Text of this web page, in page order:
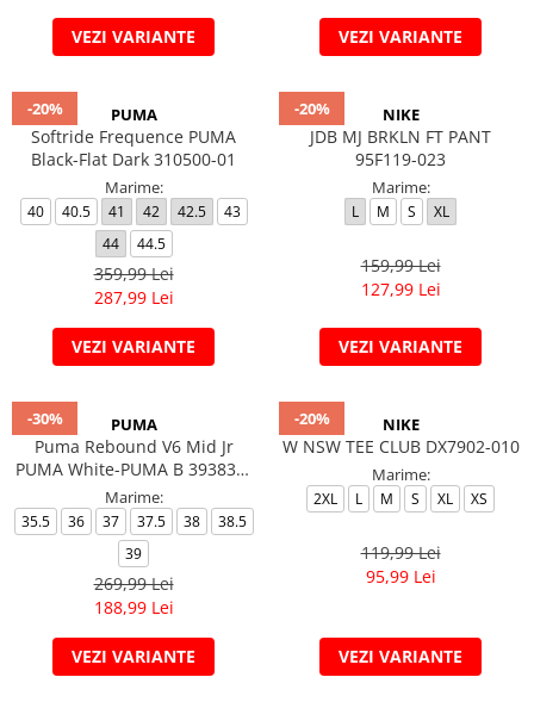
VEZI VARIANTE VEZI VARIANTE
-20% PUMA
Softride Frequence PUMA
Black-Flat Dark 310500-01
Marime:
40 40.5 41 42 42.5
43
44
44.5
359,99 Lei
287,99 Lei
VEZI VARIANTE
-20% NIKE
JDB MJ BRKLN FT PANT
95F119-023
Marime:
L M S XL
159,99 Lei
127,99 Lei
VEZI VARIANTE
-30% PUMA
Puma Rebound V6 Mid Jr
PUMA White-PUMA B 393831-
01
Marime:
35.5 36 37 37.5 38
38.5
39
269,99 Lei
188,99 Lei
VEZI VARIANTE
-20% NIKE
W NSW TEE CLUB DX7902-010
Marime:
2XL L M S XL XS
119,99 Lei
95,99 Lei
VEZI VARIANTE